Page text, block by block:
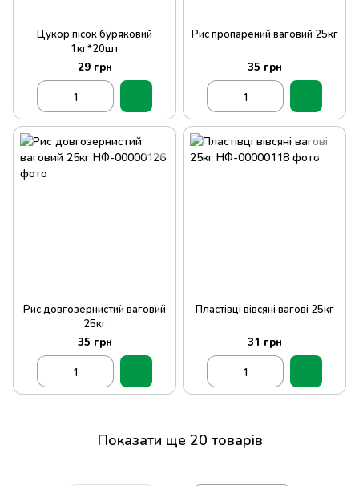
Цукор пісок буряковий
1кг*20шт
29 грн
Рис пропарений ваговий 25кг
35 грн
Рис довгозернистий ваговий
25кг
35 грн
Пластівці вівсяні вагові 25кг
31 грн
Показати ще 20 товарів